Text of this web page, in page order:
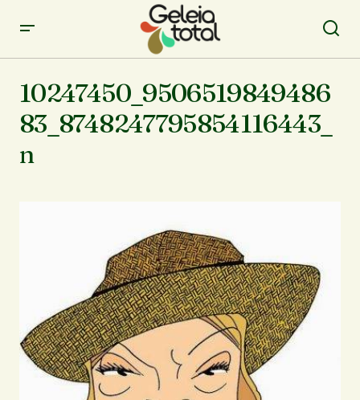
10247450_9506519849486
83_8748247795854116443_
n